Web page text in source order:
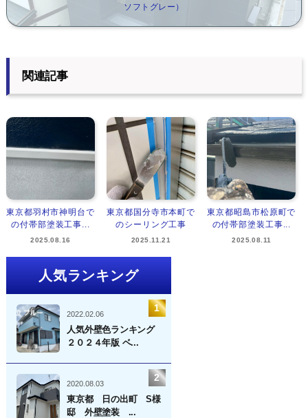
ソフトグレー）
関連記事
東京都羽村市神明台で
の付帯部塗装工事...
2025.08.16
東京都国分寺市本町で
のシーリング工事
2025.11.21
東京都昭島市松原町で
の付帯部塗装工事...
2025.08.11
人気ランキング
2022.02.06
人気外壁色ランキング
２０２４年版 ベ...
2020.08.03
東京都 日の出町 S様
邸 外壁塗装 ...